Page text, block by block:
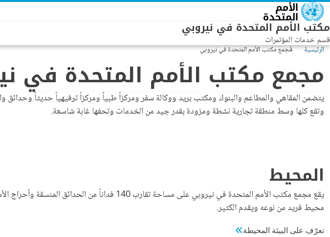
Skip to main content
مكتب الأمم المتحدة في نيروبي
قسم خدمات المؤتمرات
الرئيسية مجمع مكتب الأمم المتحدة في نيروبي
مجمع مكتب الأمم المتحدة في
وتقع كلها وسط منطقة تجارية نشطة ومزودة بقدر جيد من الخدمات وتحفها غابة شاسعة.
المحيط
يقع مجمع مكتب الأمم المتحدة في نيروبي على مساحة
محيط فريد من نوعه ويقدم الكثير.
تعرّف على البيئة المحيطة